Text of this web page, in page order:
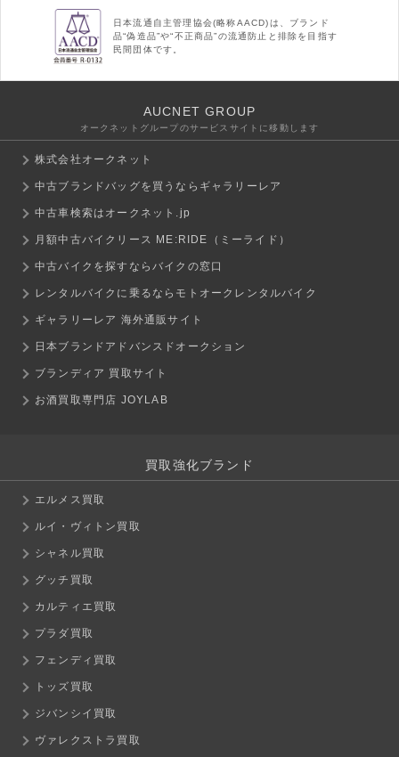
日本流通自主管理協会(略称AACD)は、ブランド
品“偽造品”や“不正商品”の流通防止と排除を目指す
民間団体です。
AUCNET GROUP
オークネットグループのサービスサイトに移動します
株式会社オークネット
中古ブランドバッグを買うならギャラリーレア
中古車検索はオークネット.jp
月額中古バイクリース ME:RIDE（ミーライド）
中古バイクを探すならバイクの窓口
レンタルバイクに乗るならモトオークレンタルバイク
ギャラリーレア 海外通販サイト
日本ブランドアドバンスドオークション
ブランディア 買取サイト
お酒買取専門店 JOYLAB
買取強化ブランド
エルメス買取
ルイ・ヴィトン買取
シャネル買取
グッチ買取
カルティエ買取
プラダ買取
フェンディ買取
トッズ買取
ジバンシイ買取
ヴァレクストラ買取